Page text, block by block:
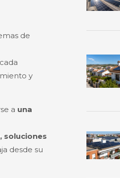
de
y
a una
soluciones
desde su